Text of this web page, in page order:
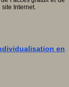
site Internet.
en